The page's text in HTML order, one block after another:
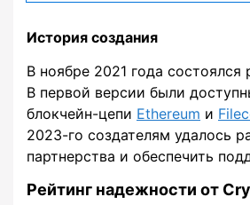
История создания
В ноябре 2021 года состоялся
В первой версии были
блокчейн-цепи Ethereum и
2023-го создателям удалось
партнерства и обеспечить
Рейтинг надежности от